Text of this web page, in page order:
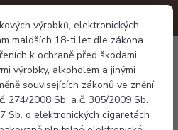
výrobků, elektronických
maldších 18-ti let dle zákona
k ochraně před škodami
výrobky, alkoholem a jinými
souvisejících zákonů ve znění
274/2008 Sb. a č. 305/2009 Sb.
Sb. o elektronických cigaretách
Menu
0 Kč